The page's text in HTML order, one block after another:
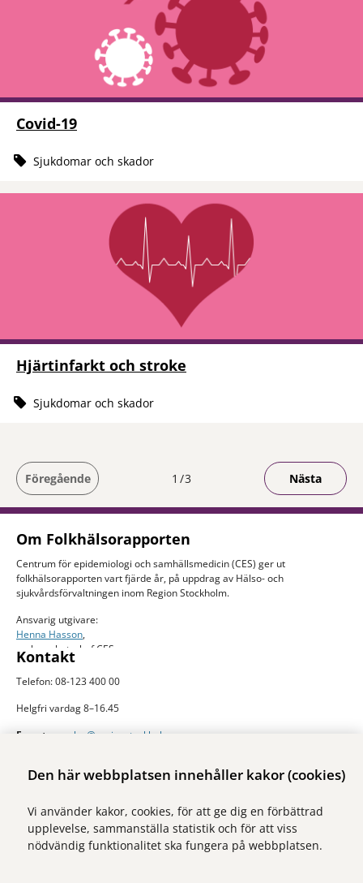
Den här webbplatsen innehåller kakor (cookies)
Vi använder kakor, cookies, för att ge dig en förbättrad
upplevelse, sammanställa statistik och för att viss
nödvändig funktionalitet ska fungera på webbplatsen.
Covid-19
Sjukdomar och skador
Hjärtinfarkt och stroke
Sjukdomar och skador
Föregående Du är på sida
1 3 Nästa
Om Folkhälsorapporten
Centrum för epidemiologi och samhällsmedicin (CES) ger ut
folkhälsorapporten vart fjärde år, på uppdrag av Hälso- och
sjukvårdsförvaltningen inom Region Stockholm.
Ansvarig utgivare:
Henna Hasson,
verksamhetschef CES
Kontakt
Telefon: 08-123 400 00
Helgfri vardag 8–16.45
E-post:
ces.slso@regionstockholm.se
Mer folkhälsodata
Stockholms län. Sidan drivs av Centrum för epidemiologi och
samhällsmedicin inom Region Stockholm.
Besök webbplatsen